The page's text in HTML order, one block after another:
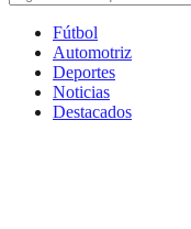
Fútbol
Automotriz
Deportes
Noticias
Destacados